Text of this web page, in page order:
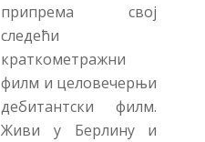
припрема свој
следећи
краткометражни
филм и целовечерњи
дебитантски филм.
Живи у Берлину и